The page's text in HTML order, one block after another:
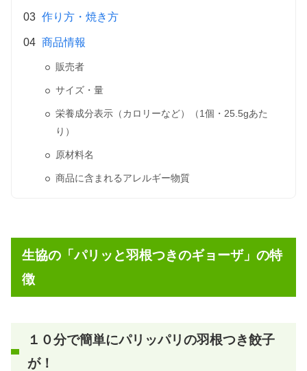
作り方・焼き方
商品情報
販売者
サイズ・量
栄養成分表示（カロリーなど）（1個・25.5gあた
り）
原材料名
商品に含まれるアレルギー物質
生協の「パリッと羽根つきのギョーザ」の特
徴
１０分で簡単にパリッパリの羽根つき餃子
が！